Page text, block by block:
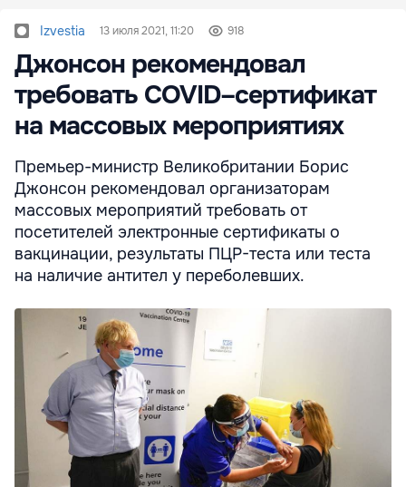
Izvestia 13 июля 2021, 11:20 918
Джонсон рекомендовал
требовать COVID–сертификат
на массовых мероприятиях
Премьер-министр Великобритании Борис
Джонсон рекомендовал организаторам
массовых мероприятий требовать от
посетителей электронные сертификаты о
вакцинации, результаты ПЦР-теста или теста
на наличие антител у переболевших.